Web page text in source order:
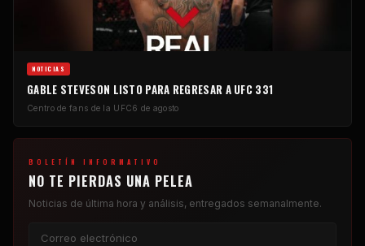
NOTICIAS
GABLE STEVESON LISTO PARA REGRESAR A UFC 331
Centro de fans de la UFC6 de agosto
BOLETÍN INFORMATIVO
NO TE PIERDAS UNA PELEA
Noticias de última hora y análisis, entregados semanalmente.